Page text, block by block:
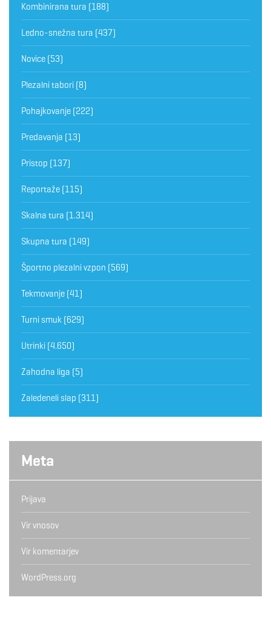
Kombinirana tura (188)
Ledno-snežna tura (437)
Novice (53)
Plezalni tabori (8)
Pohajkovanje (222)
Predavanja (13)
Pristop (137)
Reportaže (115)
Skalna tura (1.314)
Skupna tura (149)
Športno plezalni vzpon (569)
Tekmovanje (41)
Turni smuk (629)
Utrinki (4.650)
Zahodna liga (5)
Zaledeneli slap (311)
Meta
Prijava
Vir vnosov
Vir komentarjev
WordPress.org